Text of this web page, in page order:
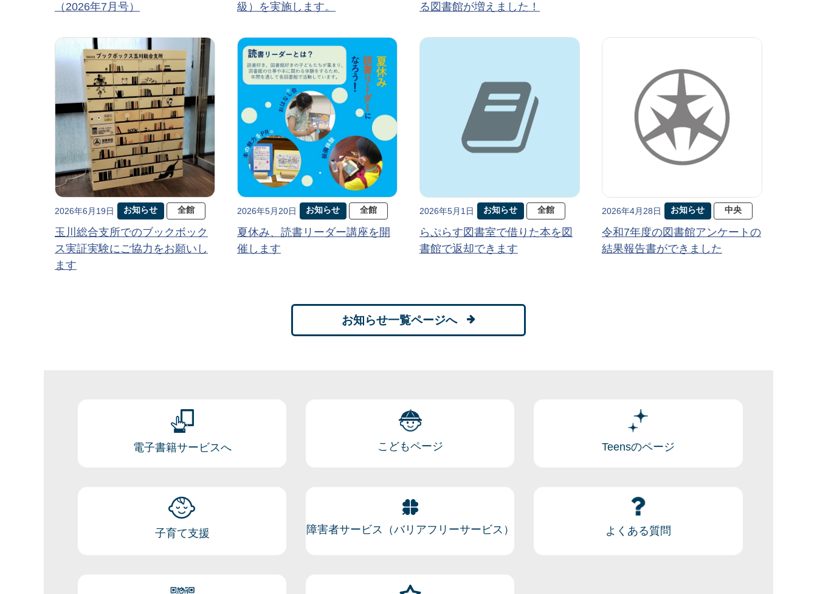
（2026年7月号）
級）を実施します。
る図書館が増えました！
2026年6月19日 お知らせ 全館
玉川総合支所でのブックボック
ス実証実験にご協力をお願いし
ます
2026年5月20日 お知らせ 全館
夏休み、読書リーダー講座を開
催します
2026年5月1日 お知らせ 全館
らぷらす図書室で借りた本を図
書館で返却できます
2026年4月28日 お知らせ 中央
令和7年度の図書館アンケートの
結果報告書ができました
お知らせ一覧ページへ
電子書籍サービスへ こどもページ Teensのページ
子育て支援 障害者サービス（バリアフリーサービス） よくある質問